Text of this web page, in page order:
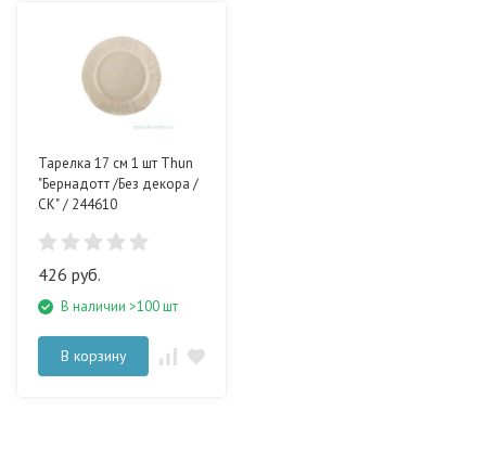
Тарелка 17 см 1 шт Thun
"Бернадотт /Без декора /
СК" / 244610
426 руб.
В наличии >100 шт
В корзину